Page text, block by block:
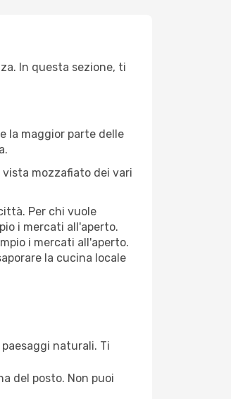
In questa sezione, ti
la maggior parte delle
mozzafiato dei vari
Per chi vuole
i mercati all'aperto.
i mercati all'aperto.
la cucina locale
naturali. Ti
del posto. Non puoi